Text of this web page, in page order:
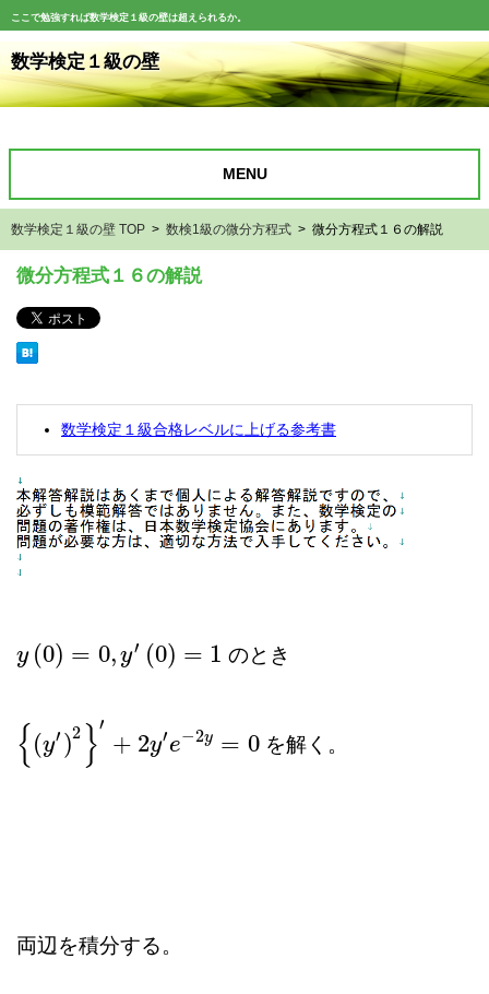
ここで勉強すれば数学検定１級の壁は超えられるか。
数学検定１級の壁
MENU
数学検定１級の壁 TOP > 数検1級の微分方程式 > 微分方程式１６の解説
微分方程式１６の解説
数学検定１級合格レベルに上げる参考書
y (0) = 0, y′ (0) = 1
y( 0)= 0,y (0)=1 のとき
{ (y′ )2 }′
+ 2y′e−2y = 0
{( y′)2 }′+ 2 e− 2y=0 を解く。
両辺を積分する。